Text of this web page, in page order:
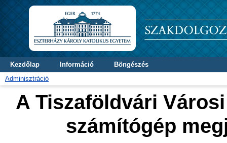
Kezdőlap Információ
Böngészés
Adminisztráció
A Tiszaföldvári
számítógép